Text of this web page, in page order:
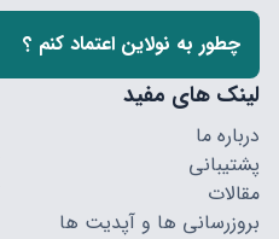
چطور به نولاین اعتماد کنم ؟
لینک های مفید
درباره ما
پشتیبانی
مقالات
بروزرسانی ها و آپدیت ها